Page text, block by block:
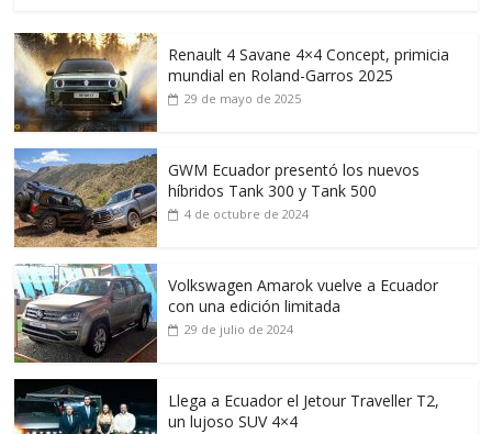
Renault 4 Savane 4×4 Concept, primicia
mundial en Roland-Garros 2025
29 de mayo de 2025
GWM Ecuador presentó los nuevos
híbridos Tank 300 y Tank 500
4 de octubre de 2024
Volkswagen Amarok vuelve a Ecuador
con una edición limitada
29 de julio de 2024
Llega a Ecuador el Jetour Traveller T2,
un lujoso SUV 4×4